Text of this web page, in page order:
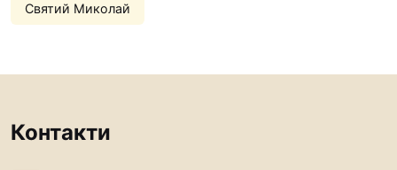
Святий Миколай
Контакти